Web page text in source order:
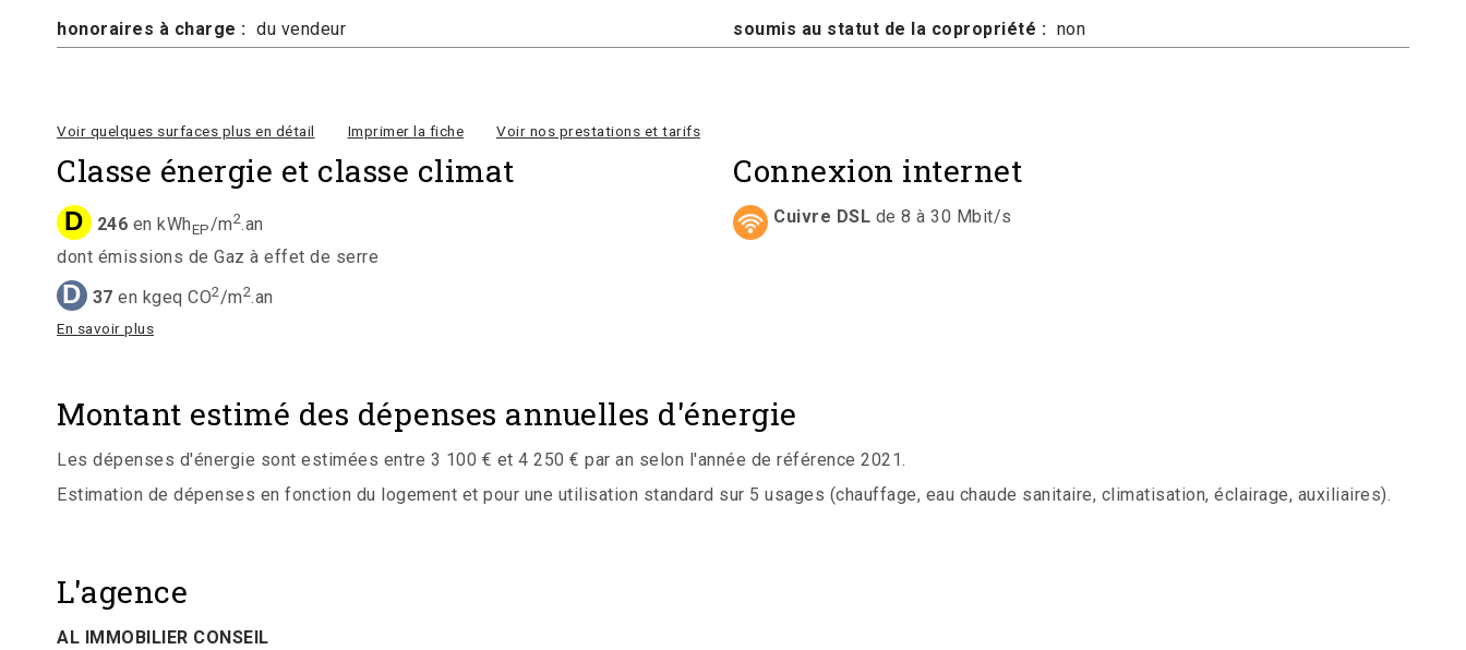
honoraires à charge : du vendeur soumis au statut de la copropriété : non
Voir quelques surfaces plus en détail Imprimer la fiche Voir nos prestations et tarifs
Classe énergie et classe climat
D 246 en kWhEP/m2.an
dont émissions de Gaz à effet de serre
D 37 en kgeq CO2/m2.an
En savoir plus
Connexion internet
Cuivre DSL de 8 à 30 Mbit/s
Montant estimé des dépenses annuelles d'énergie
Les dépenses d'énergie sont estimées entre 3 100 € et 4 250 € par an selon l'année de référence 2021.
Estimation de dépenses en fonction du logement et pour une utilisation standard sur 5 usages (chauffage, eau chaude sanitaire, climatisation, éclairage, auxiliaires).
L'agence
AL IMMOBILIER CONSEIL